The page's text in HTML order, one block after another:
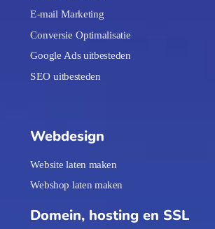
E-mail Marketing
Conversie Optimalisatie
Google Ads uitbesteden
SEO uitbesteden
Webdesign
Website laten maken
Webshop laten maken
Domein, hosting en SSL